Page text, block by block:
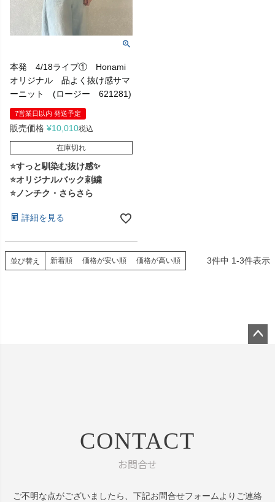
本発 4/18ライブ① Honami
オリジナル 品よく抜け感サマ
ーニット (ロージー 621281)
7営業日以内 発送予定
販売価格 ¥10,010税込
在庫切れ
⭐すっと馴染む抜け感✨
⭐オリジナルバック刺繍
⭐ノンチク・さらさら
詳細を見る
並び替え 新着順 価格が安い順 価格が高い順 3件中 1-3件表示
CONTACT
お問合せ
ご不明な点がございましたら、 下記お問合せフォームよりご連絡